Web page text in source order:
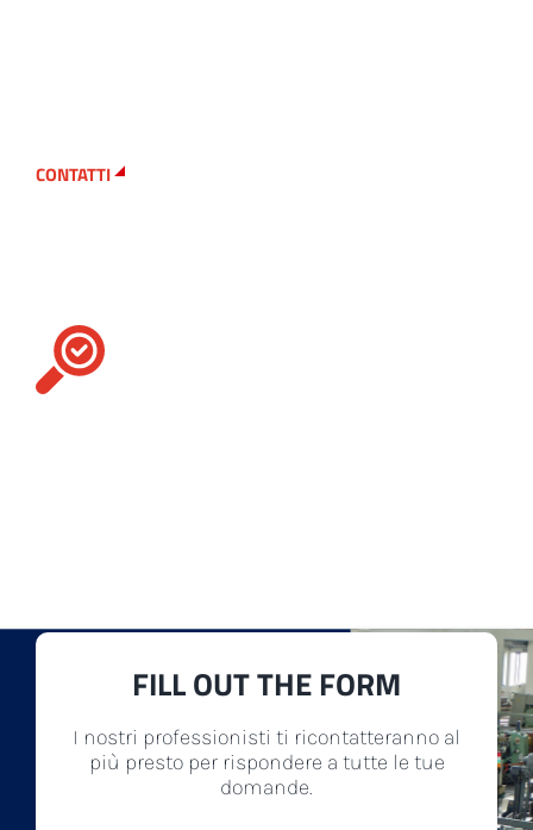
CONTATTI
FILL OUT THE FORM
I nostri professionisti ti ricontatteranno al
più presto per rispondere a tutte le tue
domande.